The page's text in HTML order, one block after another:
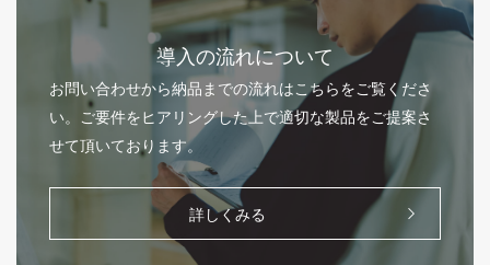
導入の流れについて
お問い合わせから納品までの流れはこちらをご覧くださ
い。ご要件をヒアリングした上で適切な製品をご提案さ
せて頂いております。
詳しくみる